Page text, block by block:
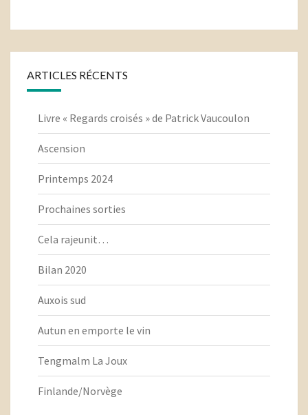
ARTICLES RÉCENTS
Livre « Regards croisés » de Patrick Vaucoulon
Ascension
Printemps 2024
Prochaines sorties
Cela rajeunit…
Bilan 2020
Auxois sud
Autun en emporte le vin
Tengmalm La Joux
Finlande/Norvège